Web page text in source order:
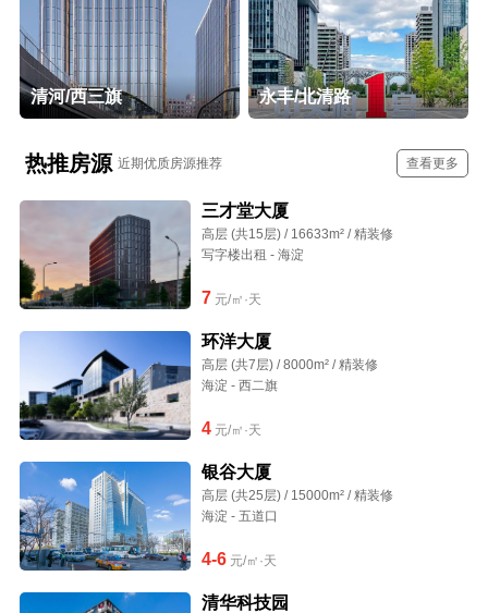
清河/西三旗 永丰/北清路
热推房源 近期优质房源推荐 查看更多
三才堂大厦
高层 (共15层) / 16633m² / 精装修
写字楼出租 - 海淀
7 元/㎡·天
环洋大厦
高层 (共7层) / 8000m² / 精装修
海淀 - 西二旗
4元/㎡·天
银谷大厦
高层 (共25层) / 15000m² / 精装修
海淀 - 五道口
4-6元/㎡·天
清华科技园